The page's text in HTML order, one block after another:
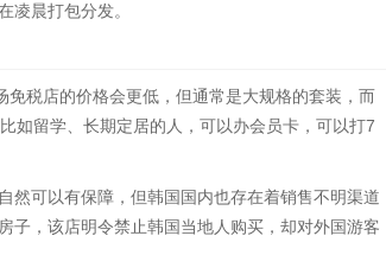
凌晨打包分发。
免税店的价格会更低，但通常是大规格的套装，而
如留学、长期定居的人，可以办会员卡，可以打7
然可以有保障，但韩国国内也存在着销售不明渠道
子，该店明令禁止韩国当地人购买，却对外国游客